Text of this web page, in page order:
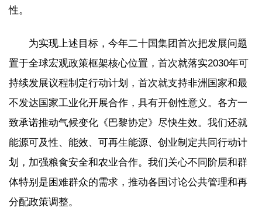
性。
为实现上述目标，今年二十国集团首次把发展问题
置于全球宏观政策框架核心位置，首次就落实2030年可
持续发展议程制定行动计划，首次就支持非洲国家和最
不发达国家工业化开展合作，具有开创性意义。各方一
致承诺推动气候变化《巴黎协定》尽快生效。我们还就
能源可及性、能效、可再生能源、创业制定共同行动计
划，加强粮食安全和农业合作。我们关心不同阶层和群
体特别是困难群众的需求，推动各国讨论公共管理和再
分配政策调整。